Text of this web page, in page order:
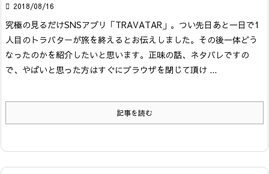
 2018/08/16
究極の見るだけSNSアプリ「TRAVATAR」。つい先日あと一日で1
人目のトラバターが旅を終えるとお伝えしました。その後一体どう
なったのかを紹介したいと思います。正味の話、ネタバレですの
で、やばいと思った方はすぐにブラウザを閉じて頂け ...
記事を読む